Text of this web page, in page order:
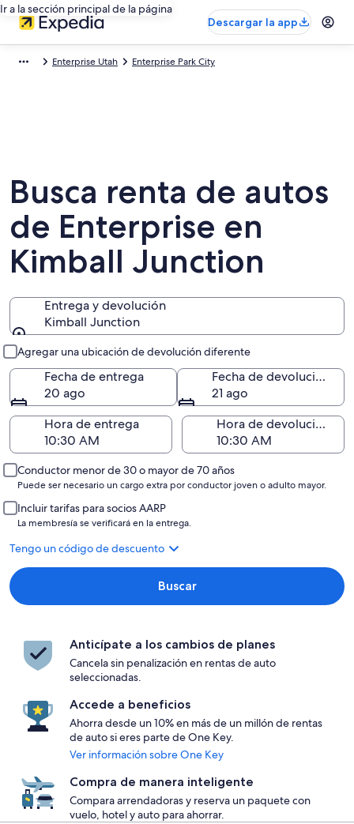
Ir a la sección principal de la página
Descargar la app
Enterprise Utah Enterprise Park City
Busca renta de autos
de Enterprise en
Kimball Junction
Entrega y devolución
Kimball Junction
Agregar una ubicación de devolución diferente
Fecha de entrega
20 ago
Fecha de devolución
21 ago
Hora de entrega
Hora de devolución
Conductor menor de 30 o mayor de 70 años
Puede ser necesario un cargo extra por conductor joven o adulto mayor.
Incluir tarifas para socios AARP
La membresía se verificará en la entrega.
Tengo un código de descuento
Buscar
Anticípate a los cambios de planes
Cancela sin penalización en rentas de auto
seleccionadas.
Accede a beneficios
Ahorra desde un 10% en más de un millón de rentas
de auto si eres parte de One Key.
Ver información sobre One Key
Compra de manera inteligente
Compara arrendadoras y reserva un paquete con
vuelo, hotel y auto para ahorrar.